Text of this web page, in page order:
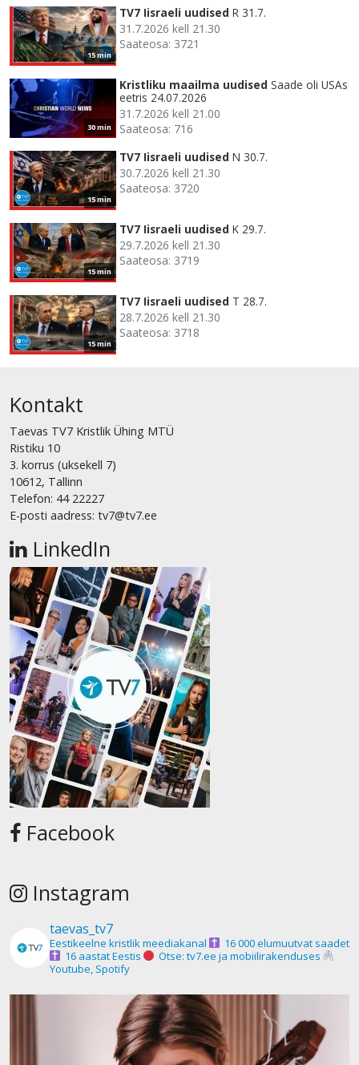
15 min
TV7 Iisraeli uudised R 31.7.
31.7.2026 kell 21.30
Saateosa: 3721
30 min
Kristliku maailma uudised Saade oli USAs
eetris 24.07.2026
31.7.2026 kell 21.00
Saateosa: 716
15 min
TV7 Iisraeli uudised N 30.7.
30.7.2026 kell 21.30
Saateosa: 3720
15 min
TV7 Iisraeli uudised K 29.7.
29.7.2026 kell 21.30
Saateosa: 3719
15 min
TV7 Iisraeli uudised T 28.7.
28.7.2026 kell 21.30
Saateosa: 3718
Kontakt
Taevas TV7 Kristlik Ühing MTÜ
Ristiku 10
3. korrus (uksekell 7)
10612, Tallinn
Telefon: 44 22227
E-posti aadress: tv7@tv7.ee
LinkedIn
Facebook
Instagram
taevas_tv7
Eestikeelne kristlik meediakanal
16 000 elumuutvat saadet
16 aastat Eestis
Otse: tv7.ee ja mobiilirakenduses
Youtube, Spotify